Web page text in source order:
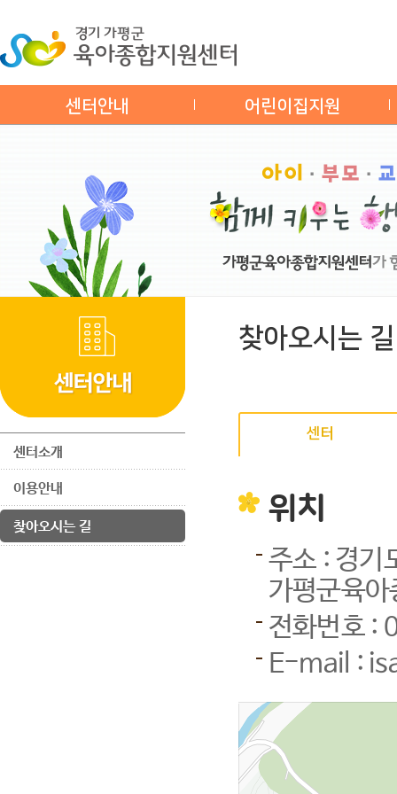
센터안내 어린이집지원
센터소개
이용안내
찾아오시는 길
찾아오시는 길
센터
위치
주소 : 경기
가평군육
전화번호
E-mail :